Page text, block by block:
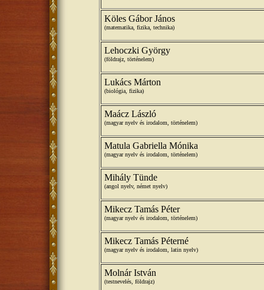
Köles Gábor János
(matematika, fizika, technika)
Lehoczki György
(földrajz, történelem)
Lukács Márton
(biológia, fizika)
Maácz László
(magyar nyelv és irodalom, történelem)
Matula Gabriella Mónika
(magyar nyelv és irodalom, történelem)
Mihály Tünde
(angol nyelv, német nyelv)
Mikecz Tamás Péter
(magyar nyelv és irodalom, történelem)
Mikecz Tamás Péterné
(magyar nyelv és irodalom, latin nyelv)
Molnár István
(testnevelés, földrajz)